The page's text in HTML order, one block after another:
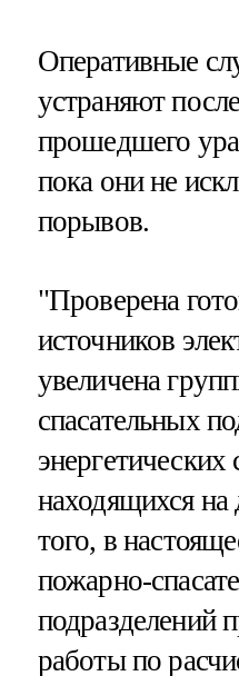
Оперативные
устраняют
прошедшего
пока они не
порывов.
"Проверена
источников
увеличена
спасательных
энергетических
находящихся
того, в
пожарно-
подразделений
работы по